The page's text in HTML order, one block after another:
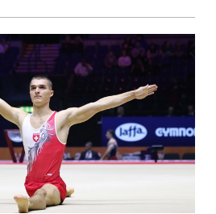
an der WM – Rang 20